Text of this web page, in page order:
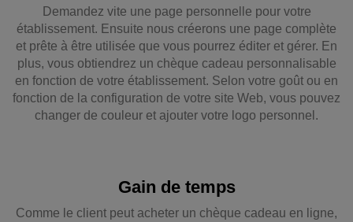
Demandez vite une page personnelle pour votre
établissement. Ensuite nous créerons une page complète
et prête à être utilisée que vous pourrez éditer et gérer. En
plus, vous obtiendrez un chèque cadeau personnalisable
en fonction de votre établissement. Selon votre goût ou en
fonction de la configuration de votre site Web, vous pouvez
changer de couleur et ajouter votre logo personnel.
Gain de temps
Comme le client peut acheter un chèque cadeau en ligne,